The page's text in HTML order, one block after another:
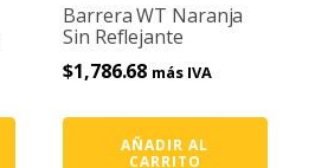
Barrera WT Naranja
Sin Reflejante
$1,786.68 más IVA
AÑADIR AL
CARRITO